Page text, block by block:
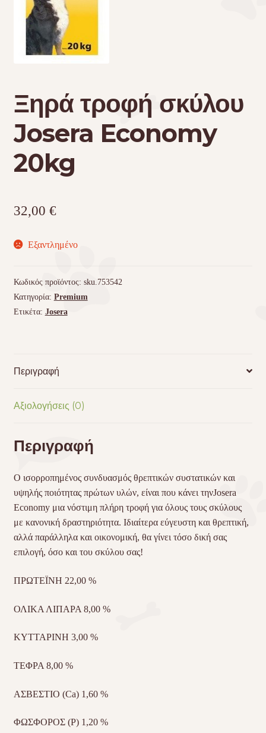
Τσάντες μεταφοράς
Φροντίδα – Είδη Υγιεινής
Ξηρά τροφή σκύλου
Josera Economy
20kg
32,00 €
Εξαντλημένο
Κωδικός προϊόντος: sku.753542
Κατηγορία: Premium
Ετικέτα: Josera
Περιγραφή
Αξιολογήσεις (0)
Περιγραφή
Ο ισορροπημένος συνδυασμός θρεπτικών συστατικών και
υψηλής ποιότητας πρώτων υλών, είναι που κάνει τηνJosera
Economy μια νόστιμη πλήρη τροφή για όλους τους σκύλους
με κανονική δραστηριότητα. Ιδιαίτερα εύγευστη και θρεπτική,
αλλά παράλληλα και οικονομική, θα γίνει τόσο δική σας
επιλογή, όσο και του σκύλου σας!
ΠΡΩΤΕΪΝΗ 22,00 %
ΟΛΙΚΑ ΛΙΠΑΡΑ 8,00 %
ΚΥΤΤΑΡΙΝΗ 3,00 %
ΤΕΦΡΑ 8,00 %
ΑΣΒΕΣΤΙΟ (Ca) 1,60 %
ΦΩΣΦΟΡΟΣ (P) 1,20 %